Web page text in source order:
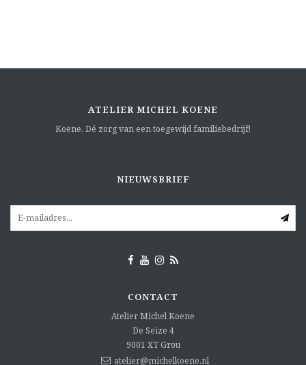
ATELIER MICHEL KOENE
Koene. Dé zorg van een toegewijd familiebedrijf!
NIEUWSBRIEF
CONTACT
Atelier Michel Koene
De Seize 4
9001 XT Grou
atelier@michelkoene.nl